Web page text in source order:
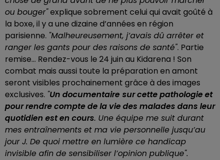
ou bouger"explique sobrement celui qui avait goûté à
la boxe, il y a une dizaine d’années en région
parisienne. "Malheureusement, j’avais dû arrêter et
ranger les gants pour des raisons de santé". Partie
remise... Rendez-vous le 24 juin au Kidarena ! Son
combat mais aussi toute la préparation en amont
seront visibles prochainement grâce à des images
exclusives. "Un documentaire sur cette pathologie et
pour rendre compte de la vie des malades dans leur
quotidien est en cours. Une équipe me suit durant
mes entraînements et ma vie personnelle jusqu’au
jour J. De quoi mettre en lumière ce handicap
invisible afin de sensibiliser l’opinion publique".